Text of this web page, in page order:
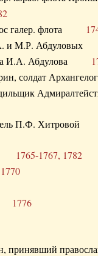
галер. флота
и М.Р.
И.А. Абдулова
солдат
П.Ф. Хитровой
1765-1767, 1782
1770
1776
принявший